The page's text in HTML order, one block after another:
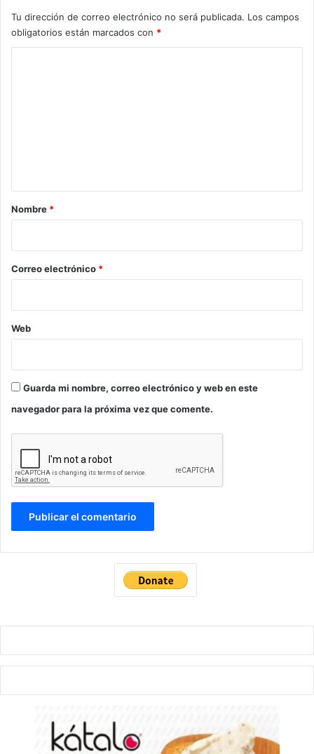
Tu dirección de correo electrónico no será publicada. Los campos
obligatorios están marcados con *
r
*
Nombre *
Correo electrónico *
Web
Guarda mi nombre, correo electrónico y web en este
navegador para la próxima vez que comente.